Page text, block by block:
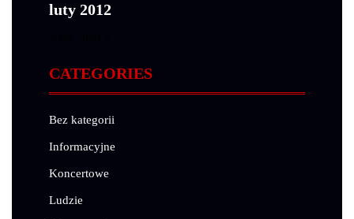
luty 2012
CATEGORIES
Bez kategorii
Informacyjne
Koncertowe
Ludzie